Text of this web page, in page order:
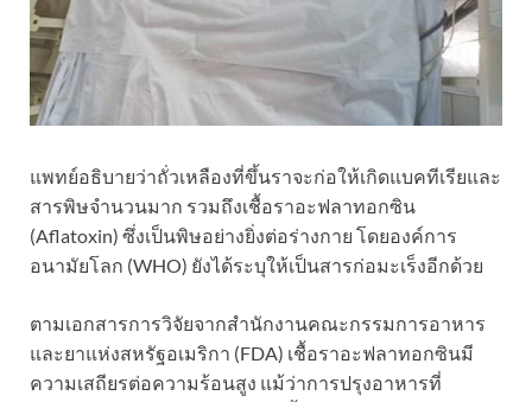
แพทย์อธิบายว่าถั่วเหลืองที่ขึ้นราจะก่อให้เกิดแบคทีเรียและ
สารพิษจำนวนมาก รวมถึงเชื้อราอะฟลาทอกซิน
(Aflatoxin) ซึ่งเป็นพิษอย่างยิ่งต่อร่างกาย โดยองค์การ
อนามัยโลก (WHO) ยังได้ระบุให้เป็นสารก่อมะเร็งอีกด้วย
ตามเอกสารการวิจัยจากสำนักงานคณะกรรมการอาหาร
และยาแห่งสหรัฐอเมริกา (FDA) เชื้อราอะฟลาทอกซินมี
ความเสถียรต่อความร้อนสูง แม้ว่าการปรุงอาหารที่